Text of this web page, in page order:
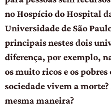
no Hospício do Hospital
Universidade de São
principais nestes dois
diferença, por exemplo,
os muito ricos e os
sociedade vivem a
mesma maneira?